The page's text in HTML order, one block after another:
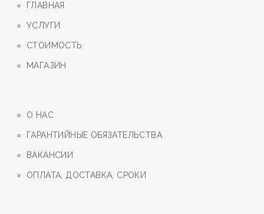
ГЛАВНАЯ
УСЛУГИ
СТОИМОСТЬ
МАГАЗИН
О НАС
ГАРАНТИЙНЫЕ ОБЯЗАТЕЛЬСТВА
ВАКАНСИИ
ОПЛАТА, ДОСТАВКА, СРОКИ